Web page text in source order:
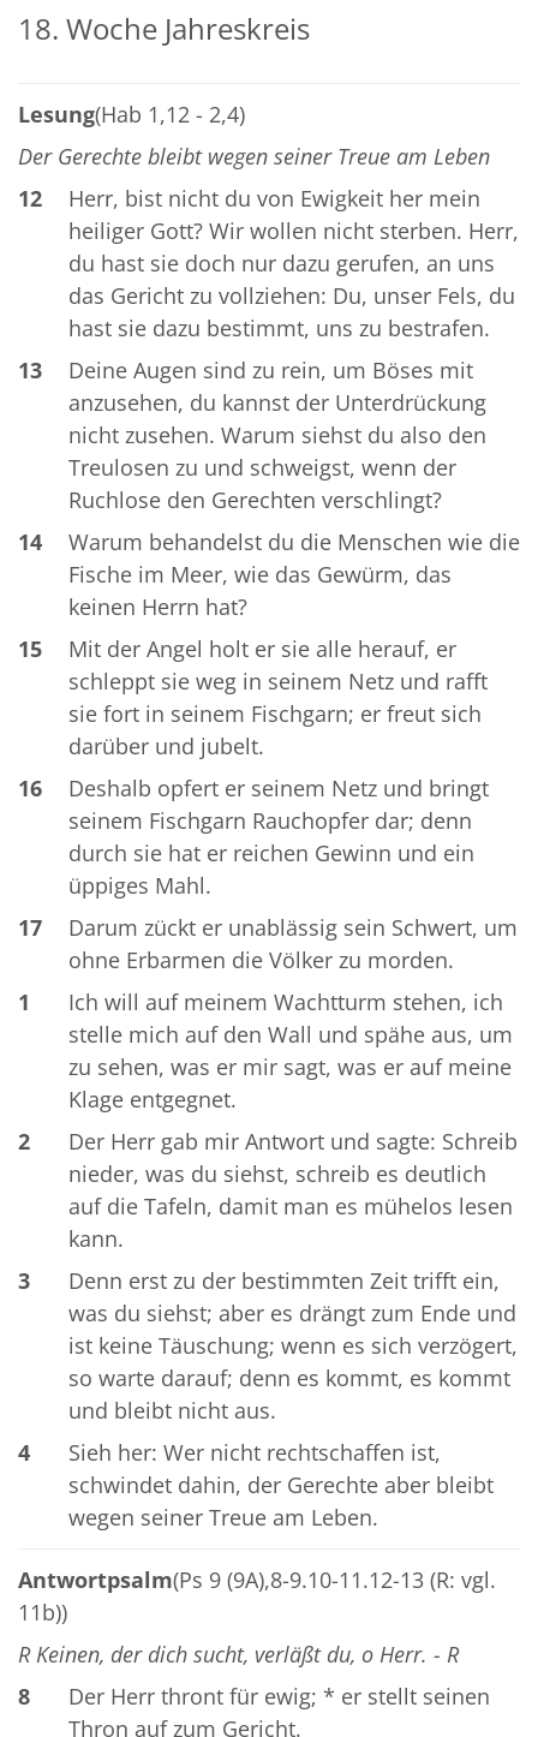
18. Woche Jahreskreis
Lesung(Hab 1,12 - 2,4)
Der Gerechte bleibt wegen seiner Treue am Leben
12
Herr, bist nicht du von Ewigkeit her mein
heiliger Gott? Wir wollen nicht sterben. Herr,
du hast sie doch nur dazu gerufen, an uns
das Gericht zu vollziehen: Du, unser Fels, du
hast sie dazu bestimmt, uns zu bestrafen.
13
Deine Augen sind zu rein, um Böses mit
anzusehen, du kannst der Unterdrückung
nicht zusehen. Warum siehst du also den
Treulosen zu und schweigst, wenn der
Ruchlose den Gerechten verschlingt?
14
Warum behandelst du die Menschen wie die
Fische im Meer, wie das Gewürm, das
keinen Herrn hat?
15
Mit der Angel holt er sie alle herauf, er
schleppt sie weg in seinem Netz und rafft
sie fort in seinem Fischgarn; er freut sich
darüber und jubelt.
16
Deshalb opfert er seinem Netz und bringt
seinem Fischgarn Rauchopfer dar; denn
durch sie hat er reichen Gewinn und ein
üppiges Mahl.
17
Darum zückt er unablässig sein Schwert, um
ohne Erbarmen die Völker zu morden.
1
Ich will auf meinem Wachtturm stehen, ich
stelle mich auf den Wall und spähe aus, um
zu sehen, was er mir sagt, was er auf meine
Klage entgegnet.
2
Der Herr gab mir Antwort und sagte: Schreib
nieder, was du siehst, schreib es deutlich
auf die Tafeln, damit man es mühelos lesen
kann.
3
Denn erst zu der bestimmten Zeit trifft ein,
was du siehst; aber es drängt zum Ende und
ist keine Täuschung; wenn es sich verzögert,
so warte darauf; denn es kommt, es kommt
und bleibt nicht aus.
4
Sieh her: Wer nicht rechtschaffen ist,
schwindet dahin, der Gerechte aber bleibt
wegen seiner Treue am Leben.
Antwortpsalm(Ps 9 (9A),8-9.10-11.12-13 (R: vgl.
11b))
R Keinen, der dich sucht, verläßt du, o Herr. - R
8
Der Herr thront für ewig; * er stellt seinen
Thron auf zum Gericht.